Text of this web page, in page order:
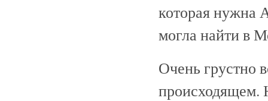
которая нужна
могла найти в
Очень грустно
происходящем.